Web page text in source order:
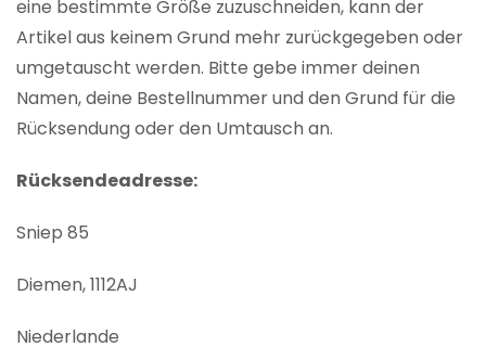
eine bestimmte Größe zuzuschneiden, kann der
Artikel aus keinem Grund mehr zurückgegeben oder
umgetauscht werden. Bitte gebe immer deinen
Namen, deine Bestellnummer und den Grund für die
Rücksendung oder den Umtausch an.
Rücksendeadresse:
Sniep 85
Diemen, 1112AJ
Niederlande